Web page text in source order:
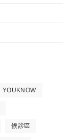
YOUKNOW
候診區